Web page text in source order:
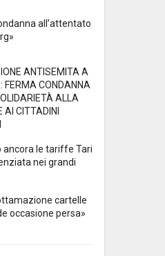
all’attentato
ANTISEMITA A
FERMA CONDANNA
ALLA
CITTADINI
ancora le tariffe Tari
nei grandi
cartelle
occasione persa»